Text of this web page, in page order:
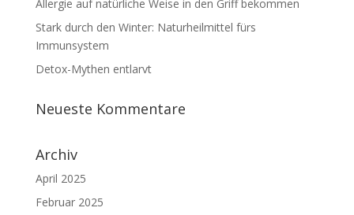
Allergie auf natürliche Weise in den Griff bekommen
Stark durch den Winter: Naturheilmittel fürs
Immunsystem
Detox-Mythen entlarvt
Neueste Kommentare
Archiv
April 2025
Februar 2025